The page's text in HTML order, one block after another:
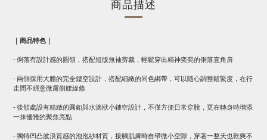
商品描述
｜商品特色｜
- 俐落有設計感的圓領，搭配短版無袖剪裁，輕鬆穿出精神奕奕的俐落直角肩
- 兩側採用大膽的完全鏤空設計，搭配細緻的同色綁帶，可以隨心調整鬆緊度，在行
走間不經意微露側腰線條
- 後領處設有精緻的圓釦與水滴狀小鏤空設計，不僅方便日常穿脫，更在轉身時增添
一抹優雅的聚焦亮點
- 獨特凹凸波浪質感的泡泡紗材質，接觸肌膚時自帶微小空隙，穿著一整天也乾爽不